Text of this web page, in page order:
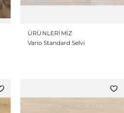
ÜRÜNLERIMIZ
Vario Standard Selvi